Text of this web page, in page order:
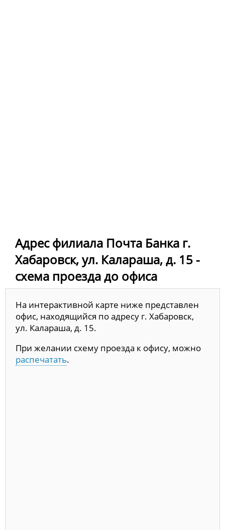
Адрес филиала Почта Банка г.
Хабаровск, ул. Калараша, д. 15 -
схема проезда до офиса
На интерактивной карте ниже представлен
офис, находящийся по адресу г. Хабаровск,
ул. Калараша, д. 15.
При желании схему проезда к офису, можно
распечатать.